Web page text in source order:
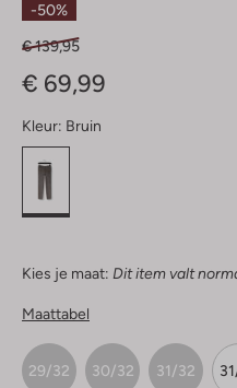
-50%
€ 139,95
€ 69,99
Kleur: Bruin
Kies je maat: Dit item valt
Maattabel
29/32 30/32 31/32